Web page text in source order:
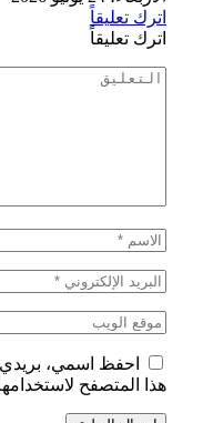
اترك تعليقاً
اترك تعليقاً
احفظ اسمي، بريدي
هذا المتصفح